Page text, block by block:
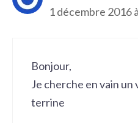
1 décembre 2016
Bonjour,
Je cherche en vain un
terrine